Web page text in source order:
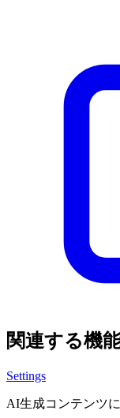
関連する機
Settings
AI生成コンテンツ